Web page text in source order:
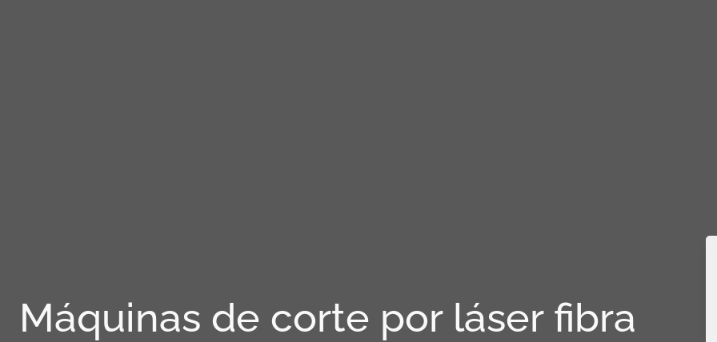
Máquinas de corte por láser fibra